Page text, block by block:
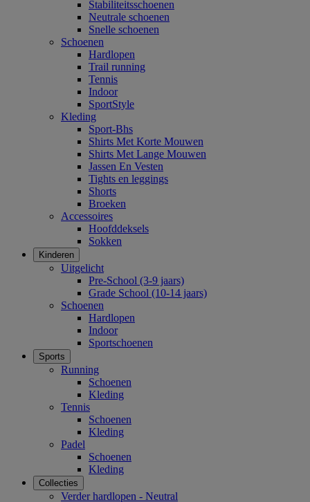
Stabiliteitsschoenen
Neutrale schoenen
Snelle schoenen
Schoenen
Hardlopen
Trail running
Tennis
Indoor
SportStyle
Kleding
Sport-Bhs
Shirts Met Korte Mouwen
Shirts Met Lange Mouwen
Jassen En Vesten
Tights en leggings
Shorts
Broeken
Accessoires
Hoofddeksels
Sokken
Kinderen
Uitgelicht
Pre-School (3-9 jaars)
Grade School (10-14 jaars)
Schoenen
Hardlopen
Indoor
Sportschoenen
Sports
Running
Schoenen
Kleding
Tennis
Schoenen
Kleding
Padel
Schoenen
Kleding
Collecties
Verder hardlopen - Neutral